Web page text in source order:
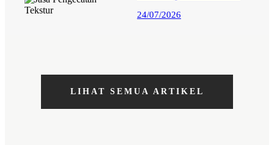
24/07/2026
LIHAT SEMUA ARTIKEL